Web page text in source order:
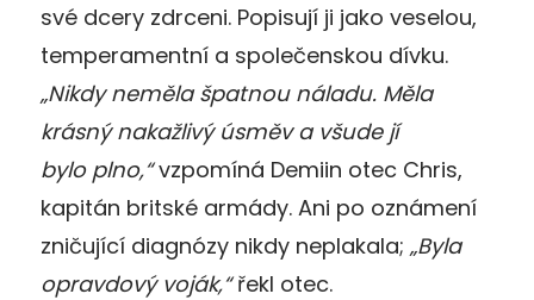
své dcery zdrceni. Popisují ji jako veselou,
temperamentní a společenskou dívku.
„Nikdy neměla špatnou náladu. Měla
krásný nakažlivý úsměv a všude jí
bylo plno,“vzpomíná Demiin otec Chris,
kapitán britské armády. Ani po oznámení
zničující diagnózy nikdy neplakala; „Byla
opravdový voják,“řekl otec.